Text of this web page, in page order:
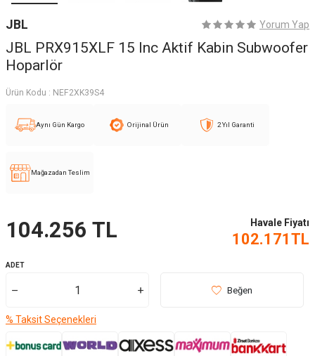
JBL Yorum Yap
JBL PRX915XLF 15 Inc Aktif Kabin Subwoofer
Hoparlör
Ürün Kodu : NEF2XK39S4
Aynı Gün Kargo Orijinal Ürün 2 Yıl Garanti
Mağazadan Teslim
104.256 TL Havale Fiyatı
102.171 TL
ADET
Beğen
% Taksit Seçenekleri